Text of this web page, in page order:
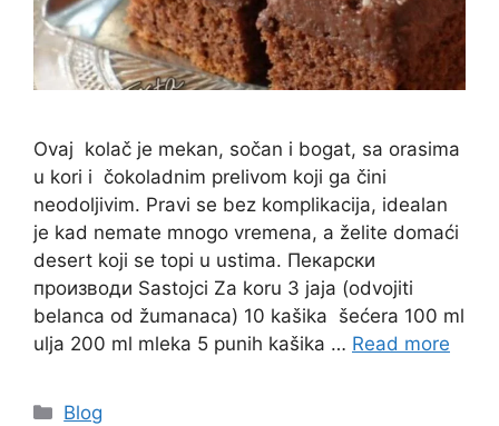
Ovaj kolač je mekan, sočan i bogat, sa orasima
u kori i čokoladnim prelivom koji ga čini
neodoljivim. Pravi se bez komplikacija, idealan
je kad nemate mnogo vremena, a želite domaći
desert koji se topi u ustima. Пекарски
производи Sastojci Za koru 3 jaja (odvojiti
belanca od žumanaca) 10 kašika šećera 100 ml
ulja 200 ml mleka 5 punih kašika … Read more
Categories
Blog